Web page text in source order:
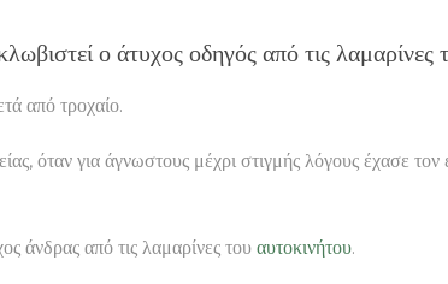
ο άτυχος οδηγός από τις λαμαρίνες
από τροχαίο.
όταν για άγνωστους μέχρι στιγμής λόγους έχασε
άνδρας από τις λαμαρίνες του αυτοκινήτου.